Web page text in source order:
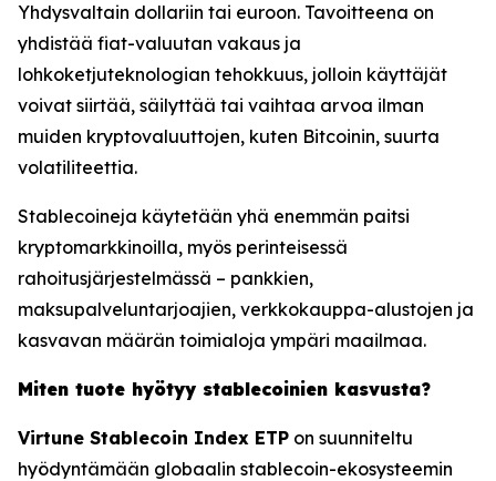
Yhdysvaltain dollariin tai euroon. Tavoitteena on
yhdistää fiat-valuutan vakaus ja
lohkoketjuteknologian tehokkuus, jolloin käyttäjät
voivat siirtää, säilyttää tai vaihtaa arvoa ilman
muiden kryptovaluuttojen, kuten Bitcoinin, suurta
volatiliteettia.
Stablecoineja käytetään yhä enemmän paitsi
kryptomarkkinoilla, myös perinteisessä
rahoitusjärjestelmässä – pankkien,
maksupalveluntarjoajien, verkkokauppa-alustojen ja
kasvavan määrän toimialoja ympäri maailmaa.
Miten tuote hyötyy stablecoinien kasvusta?
Virtune Stablecoin Index ETP on suunniteltu
hyödyntämään globaalin stablecoin-ekosysteemin